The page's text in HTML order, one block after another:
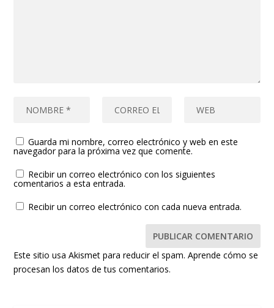
Guarda mi nombre, correo electrónico y web en este
navegador para la próxima vez que comente.
Recibir un correo electrónico con los siguientes
comentarios a esta entrada.
Recibir un correo electrónico con cada nueva entrada.
Este sitio usa Akismet para reducir el spam.Aprende cómo se
procesan los datos de tus comentarios.